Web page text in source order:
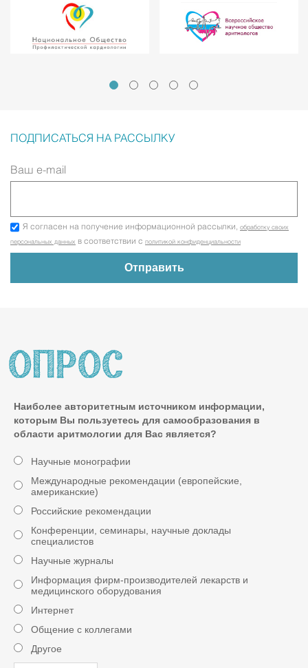
ПОДПИСАТЬСЯ НА РАССЫЛКУ
Ваш e-mail
Я согласен на получение информационной рассылки, обработку своих
персональных данных в соответствии с политикой конфиденциальности
Наиболее авторитетным источником информации,
которым Вы пользуетесь для самообразования в
области аритмологии для Вас является?
Научные монографии
Международные рекомендации (европейские,
американские)
Российские рекомендации
Конференции, семинары, научные доклады
специалистов
Научные журналы
Информация фирм-производителей лекарств и
медицинского оборудования
Интернет
Общение с коллегами
Другое